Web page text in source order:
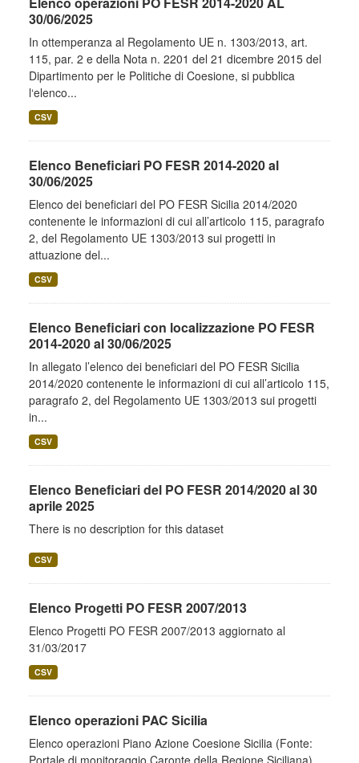
30/06/2025
In ottemperanza al Regolamento UE n. 1303/2013, art.
115, par. 2 e della Nota n. 2201 del 21 dicembre 2015 del
Dipartimento per le Politiche di Coesione, si pubblica
l‘elenco...
CSV
Elenco Beneficiari PO FESR 2014-2020 al
30/06/2025
Elenco dei beneficiari del PO FESR Sicilia 2014/2020
contenente le informazioni di cui all’articolo 115, paragrafo
2, del Regolamento UE 1303/2013 sui progetti in
attuazione del...
CSV
Elenco Beneficiari con localizzazione PO FESR
2014-2020 al 30/06/2025
In allegato l’elenco dei beneficiari del PO FESR Sicilia
2014/2020 contenente le informazioni di cui all’articolo 115,
paragrafo 2, del Regolamento UE 1303/2013 sui progetti
in...
CSV
Elenco Beneficiari del PO FESR 2014/2020 al 30
aprile 2025
There is no description for this dataset
CSV
Elenco Progetti PO FESR 2007/2013
Elenco Progetti PO FESR 2007/2013 aggiornato al
31/03/2017
CSV
Elenco operazioni PAC Sicilia
Elenco operazioni Piano Azione Coesione Sicilia (Fonte:
Portale di monitoraggio Caronte della Regione Siciliana)